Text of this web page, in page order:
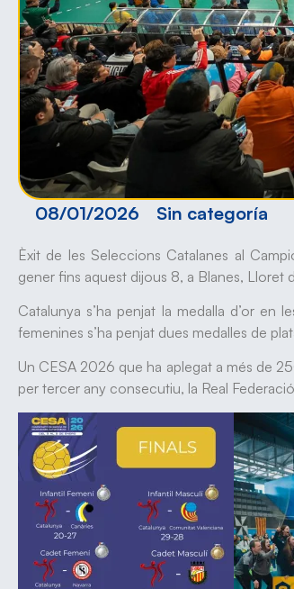
08/01/2026 Sin categoría
Èxit de les Seleccions Catalanes al
gener fins aquest dijous 8, a Blanes, Lloret
Catalunya s’ha penjat la medalla d’or
femenines s’ha penjat dues medalles de
Un CESA 2026 que ha aplegat a més de
per tercer any consecutiu, la Real